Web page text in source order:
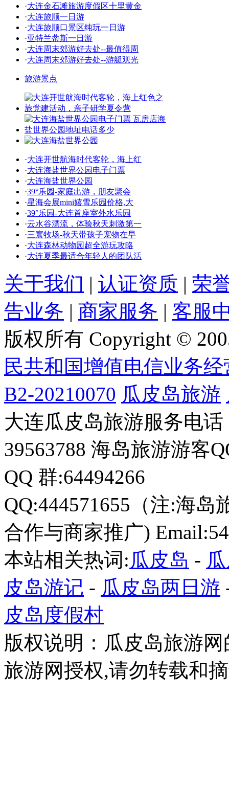
·大连金石滩旅游度假区十里黄金
·大连旅顺一日游
·大连旅顺口景区纯玩一日游
·亚特兰蒂斯一日游
·大连周末郊游好去处--最值得周
·大连周末郊游好去处--游艇观光
旅游景点
·大连开世航海时代客轮，海上红
·大连海盐世界公园电子门票
·大连海盐世界公园
·39°乐园-家庭出游，朋友聚会
·星海会展mini嬉雪乐园价格,大
·39°乐园-大连首座室外水乐园
·云水谷漂流，体验秋天刺激第一
·三寰牧场-秋天带孩子宠物在早
·大连森林动物园超全游玩攻略
·大连夏季最适合年轻人的团队活
关于我们 | 认证资质 | 荣
告业务 | 商家服务 | 客服
版权所有 Copyright ©
民共和国增值电信业务
B2-20210070 瓜皮岛旅游
大连瓜皮岛旅游服务电话
39563788 海岛旅游游客
QQ 群:64494266
QQ:444571655（注:海岛
合作与商家推广)
本站相关热词:瓜皮岛 -
皮岛游记 - 瓜皮岛两日游
皮岛度假村
版权说明：瓜皮岛旅游
旅游网授权,请勿转载和